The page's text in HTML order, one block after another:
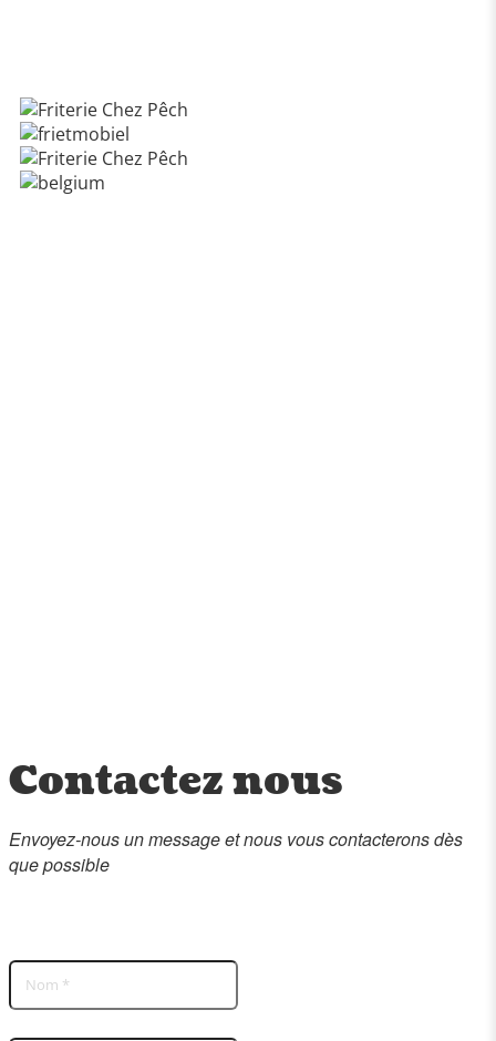
Contactez nous
Envoyez-nous un message et nous vous contacterons dès
que possible